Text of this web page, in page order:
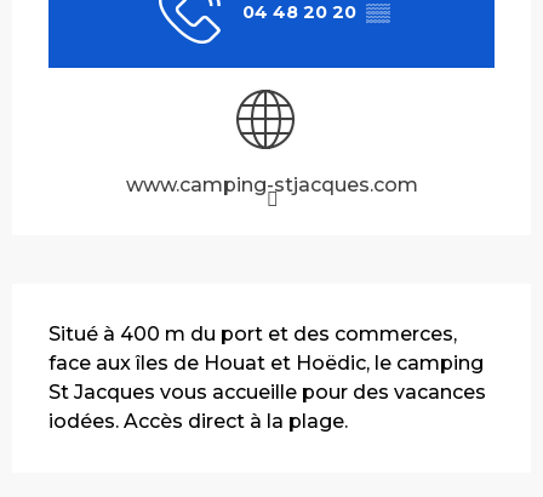
04 48 20 20 ▒▒
www.camping-stjacques.com
Situé à 400 m du port et des commerces,
face aux îles de Houat et Hoëdic, le camping
St Jacques vous accueille pour des vacances
iodées. Accès direct à la plage.